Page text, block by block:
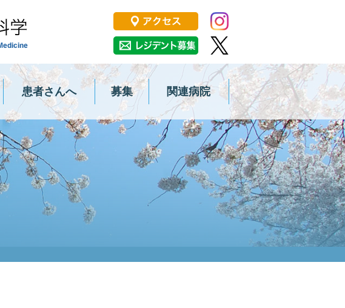
群馬大学大学院医学系研究科 消化器・
患者さんへ 募集 関連病院